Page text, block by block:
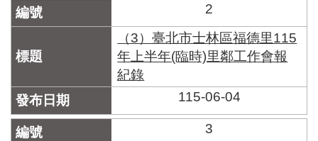
統
化
局
化
資
產
2
（3）臺北市士林區福德里115
年上半年(臨時)里鄰工作會報
紀錄
115-06-04
3